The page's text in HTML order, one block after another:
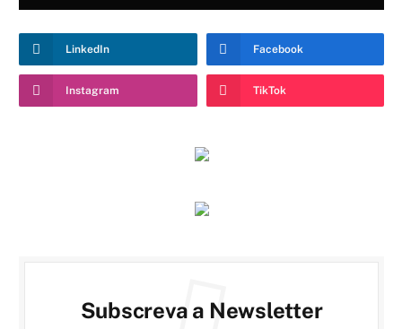
LinkedIn Facebook
Instagram TikTok
Subscreva a Newsletter